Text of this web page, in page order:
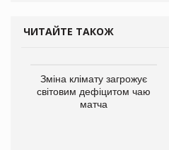
ЧИТАЙТЕ ТАКОЖ
Зміна клімату загрожує
світовим дефіцитом чаю
матча